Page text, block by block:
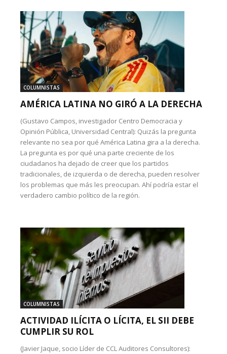
COLUMNISTAS
AMÉRICA LATINA NO GIRÓ A LA DERECHA
(Gustavo Campos, investigador Centro Democracia y
Opinión Pública, Universidad Central): Quizás la pregunta
relevante no sea por qué América Latina gira a la derecha.
La pregunta es por qué una parte creciente de los
ciudadanos ha dejado de creer que los partidos
tradicionales, de izquierda o de derecha, pueden resolver
los problemas que más les preocupan. Ahí podría estar el
verdadero cambio político de la región.
COLUMNISTAS
ACTIVIDAD ILÍCITA O LÍCITA, EL SII DEBE
CUMPLIR SU ROL
(Javier Jaque, socio Líder de CCL Auditores Consultores):